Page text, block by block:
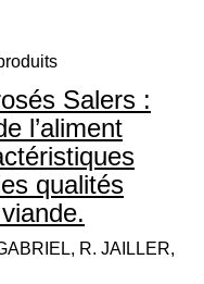
Salers :
l’aliment
qualités
R. JAILLER,